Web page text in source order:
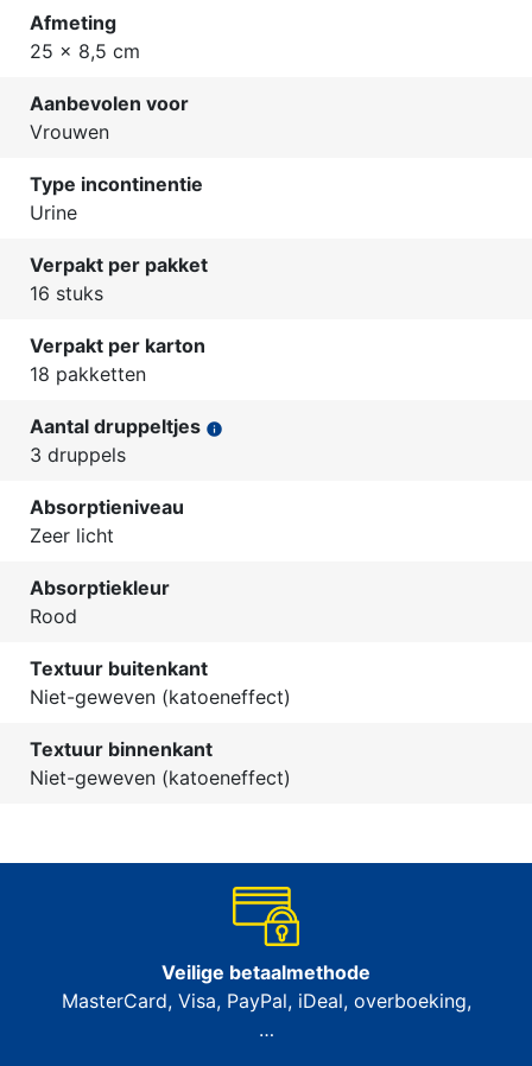
Afmeting
25 x 8,5 cm
Aanbevolen voor
Vrouwen
Type incontinentie
Urine
Verpakt per pakket
16 stuks
Verpakt per karton
18 pakketten
Aantal druppeltjes info
3 druppels
Absorptieniveau
Zeer licht
Absorptiekleur
Rood
Textuur buitenkant
Niet-geweven (katoeneffect)
Textuur binnenkant
Niet-geweven (katoeneffect)
Veilige betaalmethode
MasterCard, Visa, PayPal, iDeal, overboeking,
…